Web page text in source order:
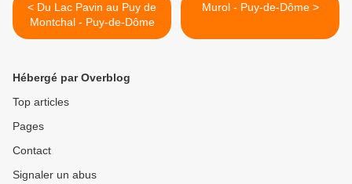
< Du Lac Pavin au Puy de
Montchal - Puy-de-Dôme
Murol - Puy-de-Dôme >
Hébergé par Overblog
Top articles
Pages
Contact
Signaler un abus